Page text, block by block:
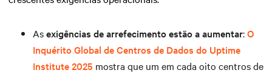
Asexigências de arrefecimento estão a aumentar:O
Inquérito Global de Centros de Dados do Uptime
Institute 2025 mostra que um em cada oito centros de